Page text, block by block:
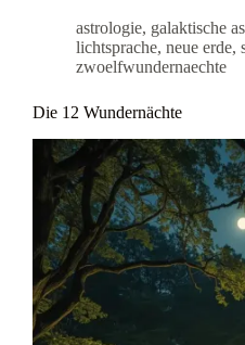
astrologie, galaktische
lichtsprache, neue erde,
zwoelfwundernaechte
Die 12 Wundernächte